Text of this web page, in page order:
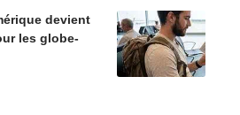
devient
les globe-